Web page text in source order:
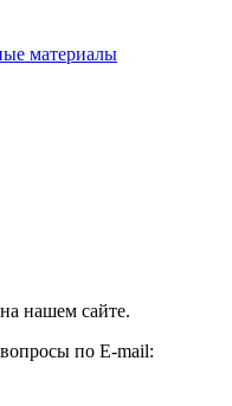
материалы
нашем сайте.
по E-mail: